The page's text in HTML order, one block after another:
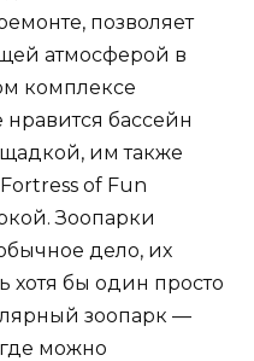
позволяет
атмосферой в
комплексе
бассейн
им также
of Fun
Зоопарки
дело, их
хотя бы один просто
зоопарк —
можно